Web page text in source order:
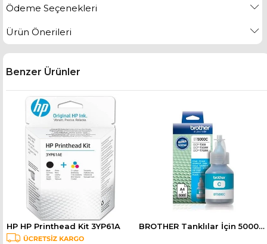
Ödeme Seçenekleri
Ürün Önerileri
Benzer Ürünler
HP HP Printhead Kit 3YP61A BROTHER Tanklılar İçin 5000 Sayfa Mavi Kartuş BT5000C